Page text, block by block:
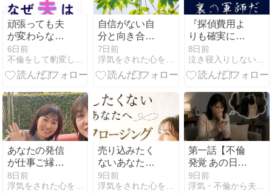
頑張っても夫
が変わらない
理由
6日前
自信がない自
分と向き合う
方法
7日前
『探偵費用よ
りも確実に不
倫の証拠を押
さえて下さ
い！』【探偵
8日前
あなたの発信
が仕事ご縁売
上につながる
体験会
8日前
売り込みたく
ないあなたへ
クロージング
マニュアル
9日前
第一話【不倫
発覚 あの日か
ら私の時間は
止まった】
9日前